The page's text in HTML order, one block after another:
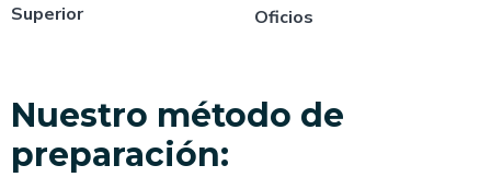
Superior
Oficios
Nuestro método de
preparación: